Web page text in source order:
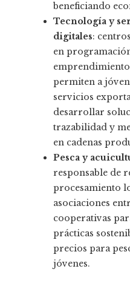
beneficiando
Tecnología y
digitales:
en
permiten a
servicios
desarrollar
trazabilidad y
en cadenas
Pesca y
responsable de
procesamiento
asociaciones
cooperativas
prácticas
precios para
jóvenes.